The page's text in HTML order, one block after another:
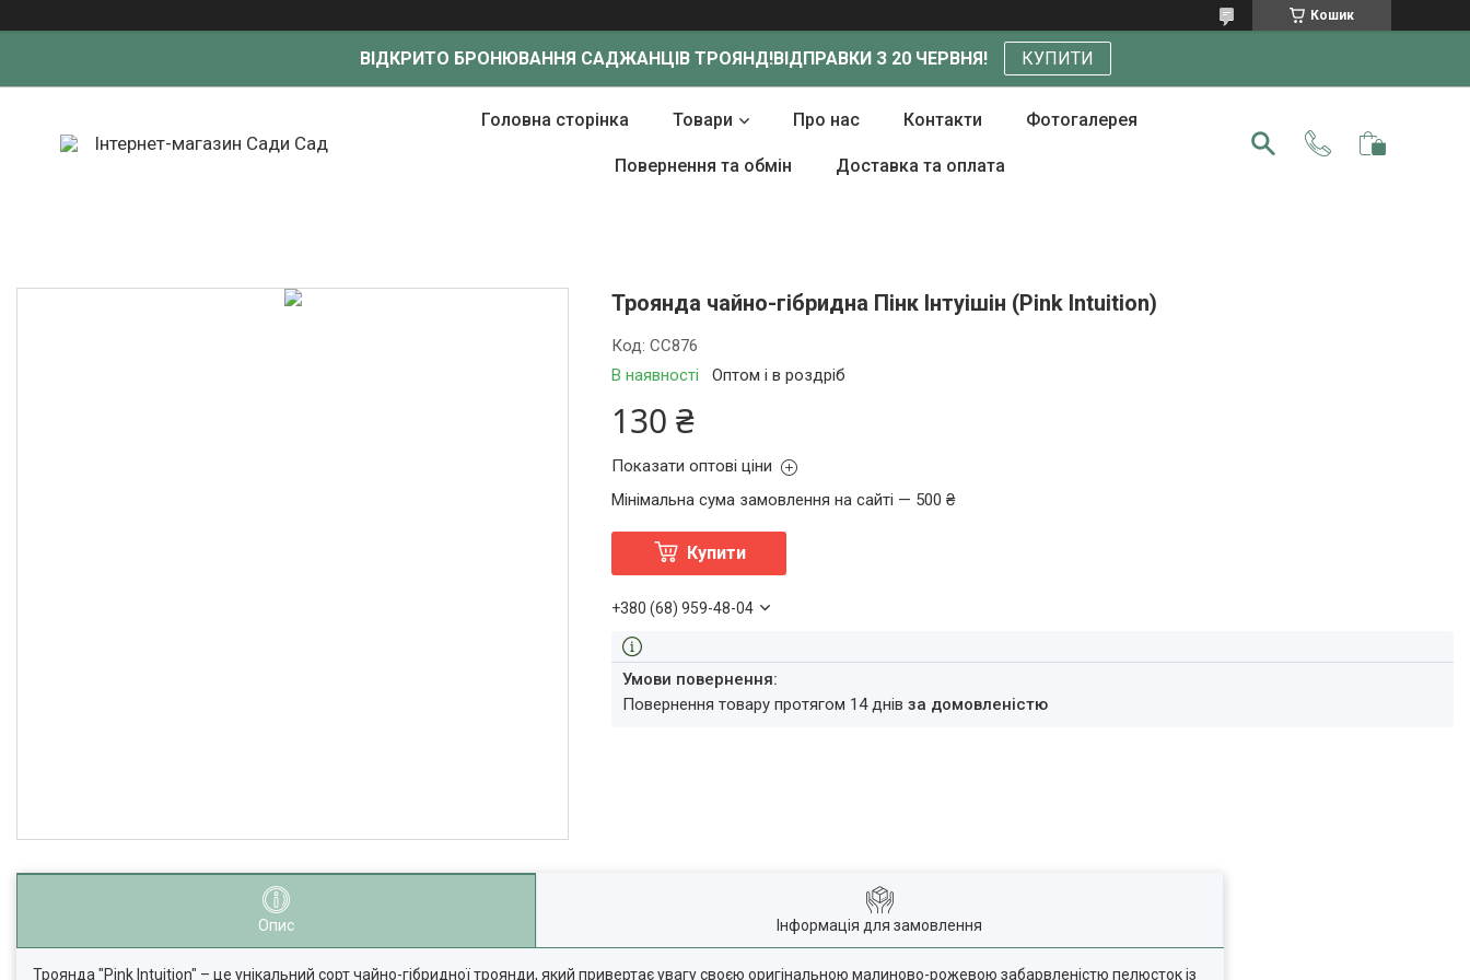
Кошик
ВІДКРИТО БРОНЮВАННЯ САДЖАНЦІВ ТРОЯНД!ВІДПРАВКИ З 20 ЧЕРВНЯ! КУПИТИ
Інтернет-магазин Сади Сад
Головна сторінка Товари Про нас Контакти Фотогалерея
Повернення та обмін Доставка та оплата
Троянда чайно-гібридна Пінк Інтуішін (Pink Intuition)
В наявності Оптом і в роздріб
Код:СС876
130 ₴
Показати оптові ціни
Мінімальна сума замовлення на сайті — 500 ₴
Купити
+380 (68) 959-48-04
повернення товару протягом 14 днівза домовленістю
Опис Інформація для замовлення
Троянда "Pink Intuition" – це унікальний сорт чайно-гібридної троянди, який привертає увагу своєю оригінальною малиново-рожевою забарвленістю пелюсток із